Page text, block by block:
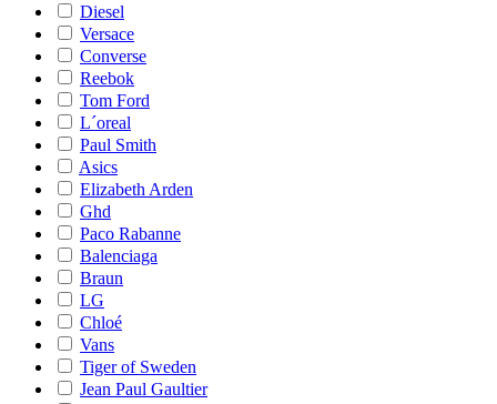
Diesel
Versace
Converse
Reebok
Tom Ford
L´oreal
Paul Smith
Asics
Elizabeth Arden
Ghd
Paco Rabanne
Balenciaga
Braun
LG
Chloé
Vans
Tiger of Sweden
Jean Paul Gaultier